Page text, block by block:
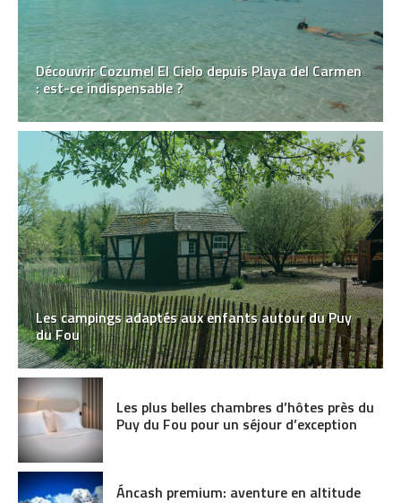
Découvrir Cozumel El Cielo depuis Playa del Carmen
: est-ce indispensable ?
Les campings adaptés aux enfants autour du Puy
du Fou
Les plus belles chambres d’hôtes près du
Puy du Fou pour un séjour d’exception
Áncash premium: aventure en altitude